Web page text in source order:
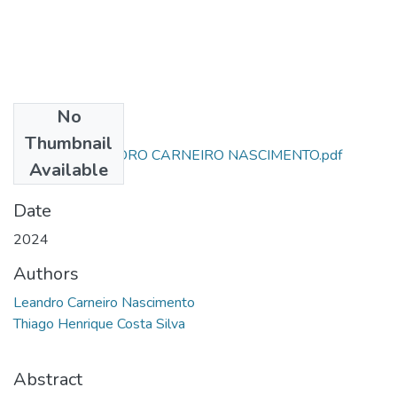
No
Thumbnail
Available
ARTIGO - LEANDRO CARNEIRO NASCIMENTO.pdf
(524.45 KB)
Date
2024
Authors
Leandro Carneiro Nascimento
Thiago Henrique Costa Silva
Abstract